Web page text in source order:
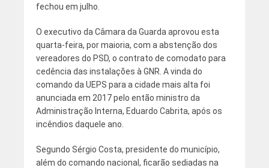
fechou em julho.
O executivo da Câmara da Guarda aprovou esta
quarta-feira, por maioria, com a abstenção dos
vereadores do PSD, o contrato de comodato para
cedência das instalações à GNR. A vinda do
comando da UEPS para a cidade mais alta foi
anunciada em 2017 pelo então ministro da
Administração Interna, Eduardo Cabrita, após os
incêndios daquele ano.
Segundo Sérgio Costa, presidente do município,
além do comando nacional, ficarão sediadas na